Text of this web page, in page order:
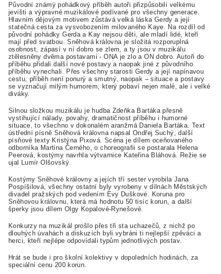
Původní známý pohádkový příběh autoři přizpůsobili velkému
jevišti a výpravné muzikálové podívané pro všechny generace.
Hlavním dějovým motivem zůstává velká láska Gerdy a její
statečná cesta za vysvobozením milovaného Kaye. Na rozdíl od
původní pohádky Gerda a Kay nejsou děti, ale mladí lidé, kteří
mají před svatbou. Sněhová královna je složitá rozporuplná
osobnost, zápasí v ní dobro se zlem, a ty jsou v muzikálu
ztělesněny dvěma postavami - ONA je zlo a ON dobro. Autoři do
příběhu přidali další nové postavy a naopak jiné z původního
příběhu vynechali. Přes všechny starosti Gerdy a její napínavou
cestu, příběh není ponurý a smutný, naopak – situace a postavy
se vyznačují milým humorem, který pobaví nejen malé, ale i velké
diváky.
Silnou složkou muzikálu je hudba Zdeňka Bartáka přesně
vystihující nálady, povahy, dramatičnost příběhu i humorné
situace, to všechno v dokonalém aranžmá Daniela Bartáka. Text
ústřední písně Sněhová královna napsal Ondřej Suchý, další
písňové texty Kristýna Pixová. Scéna je dílem oceňovaného
odborníka Martina Černého, o choreografii se postarala Helena
Peerová, kostýmy navrhla výtvarnice Kateřina Bláhová. Režie se
ujal Lumír Olšovský.
Kostýmy Sněhové královny a jejích tří sester vyrobila Jana
Pospíšilová, všechny ostatní byly vyrobeny v dílnách Městských
divadel pražských pod vedením Evy Duškové. Koruna pro
Sněhovou královnu, která má hodnotu 50 tisíc korun, a další
šperky jsou dílem Olgy Kopalové-Rynešové.
Konkurzy na muzikál prošlo přes tři sta uchazečů, z nichž po
dlouhých úvahách a diskuzích byli vybráni ti nejlepší zpěváci a
herci, kteří nejlépe odpovídali typům jednotlivých postav.
Hrát se bude i pro školní kolektivy v dopoledních hodinách, za
speciální cenu 200 korun.